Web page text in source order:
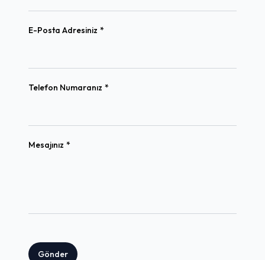
E-Posta Adresiniz *
Telefon Numaranız *
Mesajınız *
Gönder